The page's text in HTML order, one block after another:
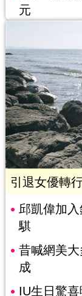
元
引退女優轉
邱凱偉加
騏
昔喊網美
成
IU生日驚